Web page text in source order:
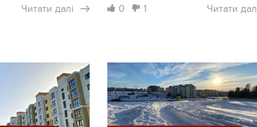
Читати далі 0 1 Читати